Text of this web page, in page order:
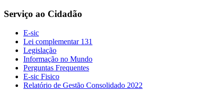
Serviço ao Cidadão
E-sic
Lei complementar 131
Legislação
Informação no Mundo
Perguntas Frequentes
E-sic Fisico
Relatório de Gestão Consolidado 2022